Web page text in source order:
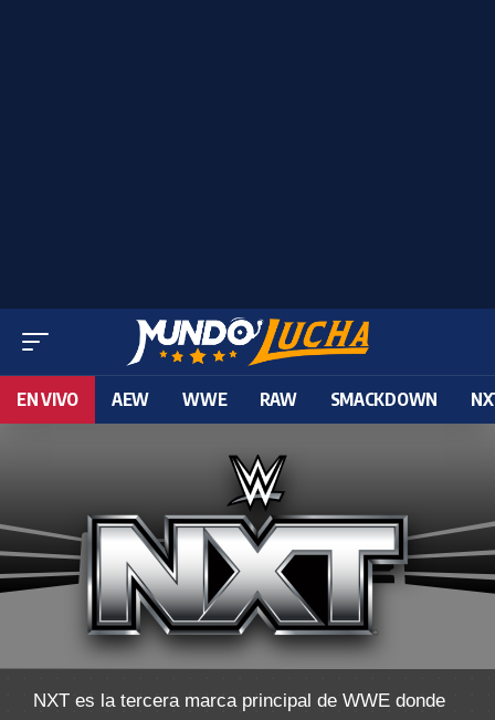
EN VIVO AEW WWE RAW SMACKDOWN
NXT es la tercera marca principal de WWE donde